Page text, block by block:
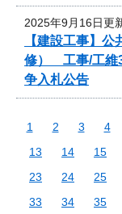
2025年9月16日更
【建設工事】
修） 工事/工維
争入札公告
1 2 3 4
13
14 15
23
24 25
33
34 35